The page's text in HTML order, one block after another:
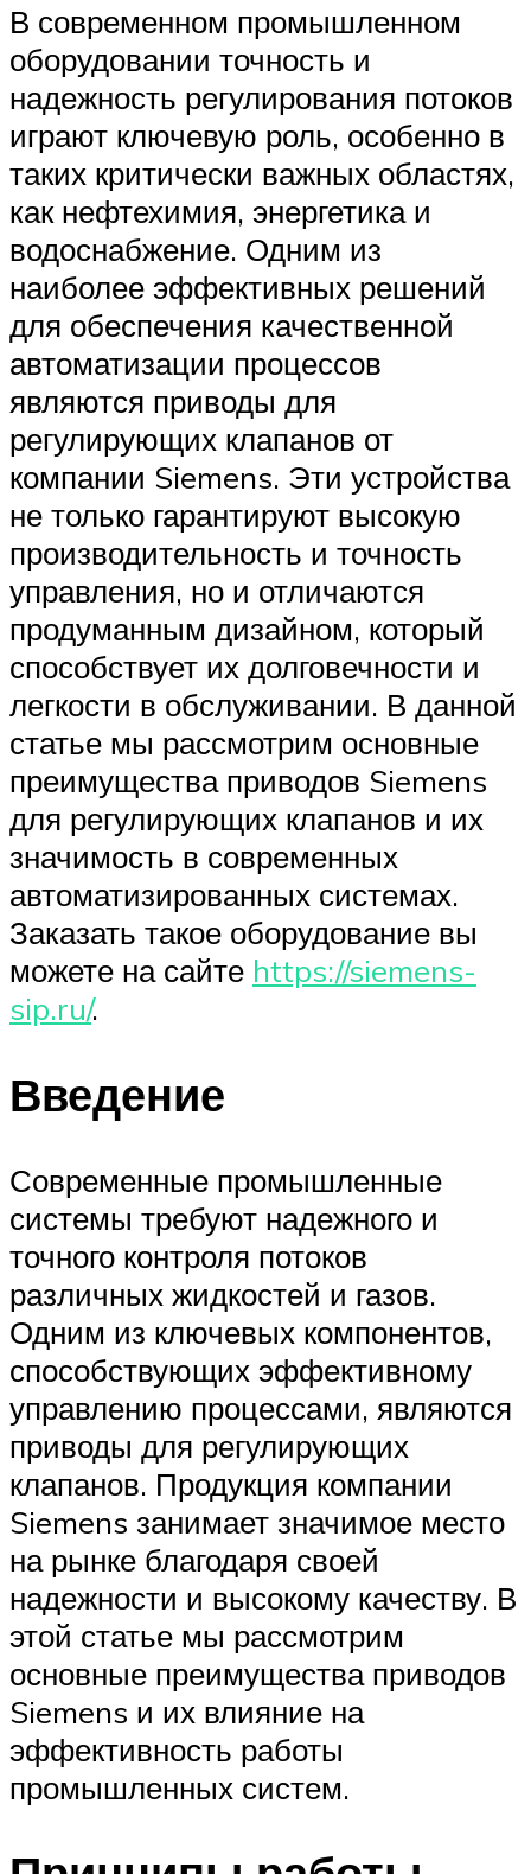
В современном промышленном
оборудовании точность и
надежность регулирования потоков
играют ключевую роль, особенно в
таких критически важных областях,
как нефтехимия, энергетика и
водоснабжение. Одним из
наиболее эффективных решений
для обеспечения качественной
автоматизации процессов
являются приводы для
регулирующих клапанов от
компании Siemens. Эти устройства
не только гарантируют высокую
производительность и точность
управления, но и отличаются
продуманным дизайном, который
способствует их долговечности и
легкости в обслуживании. В данной
статье мы рассмотрим основные
преимущества приводов Siemens
для регулирующих клапанов и их
значимость в современных
автоматизированных системах.
Заказать такое оборудование вы
можете на сайте https://siemens-
sip.ru/.
Введение
Современные промышленные
системы требуют надежного и
точного контроля потоков
различных жидкостей и газов.
Одним из ключевых компонентов,
способствующих эффективному
управлению процессами, являются
приводы для регулирующих
клапанов. Продукция компании
Siemens занимает значимое место
на рынке благодаря своей
надежности и высокому качеству. В
этой статье мы рассмотрим
основные преимущества приводов
Siemens и их влияние на
эффективность работы
промышленных систем.